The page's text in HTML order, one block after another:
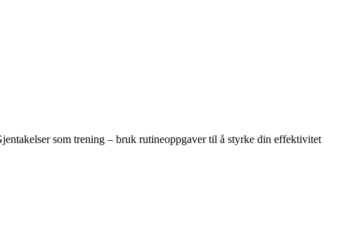
som trening – bruk rutineoppgaver til å styrke din effektivitet